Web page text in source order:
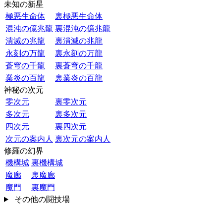
未知の新星
極悪生命体
裏極悪生命体
混沌の億兆龍 裏混沌の億兆龍
潰滅の兆龍
裏潰滅の兆龍
永刻の万龍
裏永刻の万龍
蒼穹の千龍
裏蒼穹の千龍
業炎の百龍
裏業炎の百龍
神秘の次元
零次元
裏零次元
多次元
裏多次元
四次元
裏四次元
次元の案内人 裏次元の案内人
修羅の幻界
機構城 裏機構城
魔廊
裏魔廊
魔門
裏魔門
その他の闘技場